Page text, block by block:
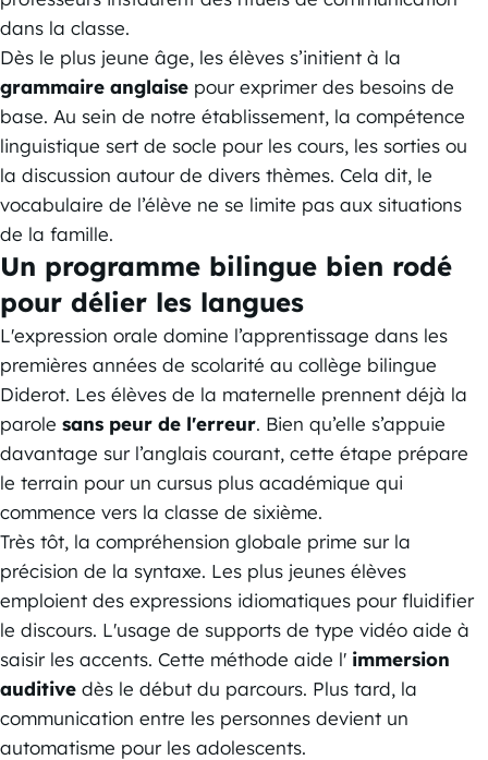
dans la classe.
Dès le plus jeune âge, les élèves s’initient à la
grammaire anglaise pour exprimer des besoins de
base. Au sein de notre établissement, la compétence
linguistique sert de socle pour les cours, les sorties ou
la discussion autour de divers thèmes. Cela dit, le
vocabulaire de l’élève ne se limite pas aux situations
de la famille.
Un programme bilingue bien rodé
pour délier les langues
L'expression orale domine l’apprentissage dans les
premières années de scolarité au collège bilingue
Diderot. Les élèves de la maternelle prennent déjà la
parole sans peur de l'erreur. Bien qu’elle s’appuie
davantage sur l’anglais courant, cette étape prépare
le terrain pour un cursus plus académique qui
commence vers la classe de sixième.
Très tôt, la compréhension globale prime sur la
précision de la syntaxe. Les plus jeunes élèves
emploient des expressions idiomatiques pour fluidifier
le discours. L'usage de supports de type vidéo aide à
saisir les accents. Cette méthode aide l' immersion
auditive dès le début du parcours. Plus tard, la
communication entre les personnes devient un
automatisme pour les adolescents.